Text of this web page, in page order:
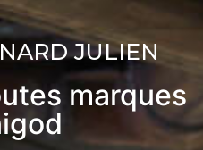
JULIEN
marques